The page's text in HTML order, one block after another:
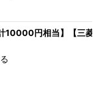
10000円相当】【三菱